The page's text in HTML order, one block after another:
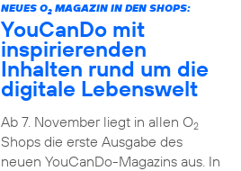
NEUES O2MAGAZIN IN DEN SHOPS:
YouCanDo mit
inspirierenden
Inhalten rund um die
digitale Lebenswelt
Ab 7. November liegt in allen O2
Shops die erste Ausgabe des
neuen YouCanDo-Magazins aus. In